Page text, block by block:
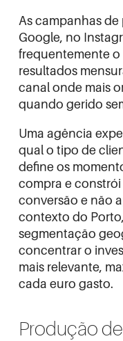
As campanhas
Google, no
frequentemente o
resultados
canal onde mais
quando gerido
Uma agência
qual o tipo de
define os
compra e
conversão e não
contexto do
segmentação
concentrar o
mais relevante,
cada euro gasto.
Produção